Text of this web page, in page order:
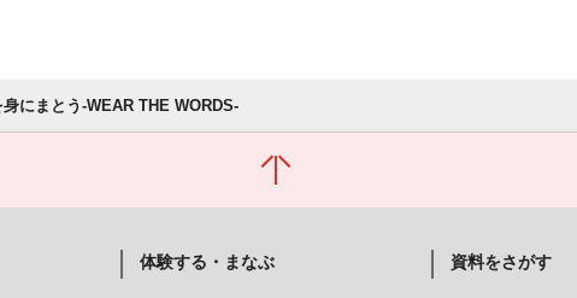
身にまとう-WEAR THE WORDS-
体験する・まなぶ 資料をさがす